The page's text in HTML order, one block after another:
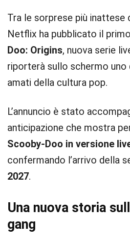
Tra le sorprese più inattese
Netflix ha pubblicato il
Doo: Origins, nuova serie
riporterà sullo schermo uno
amati della cultura pop.
L’annuncio è stato
anticipazione che mostra
Scooby-Doo in versione
confermando l’arrivo della
2027.
Una nuova storia
gang